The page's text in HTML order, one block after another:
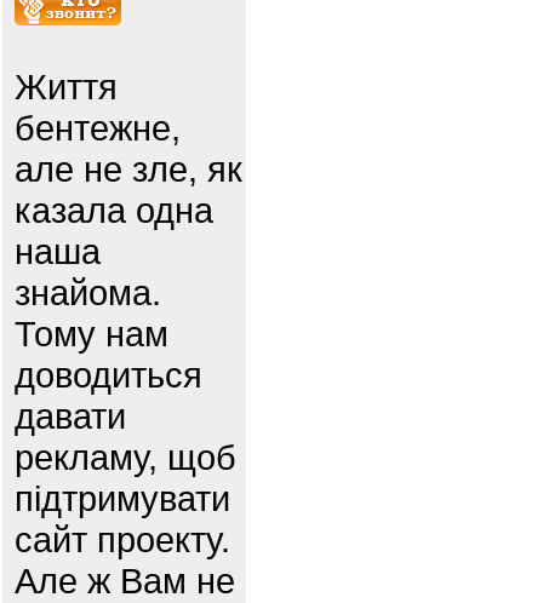
Життя
бентежне,
але не зле, як
казала одна
наша
знайома.
Тому нам
доводиться
давати
рекламу, щоб
підтримувати
сайт проекту.
Але ж Вам не